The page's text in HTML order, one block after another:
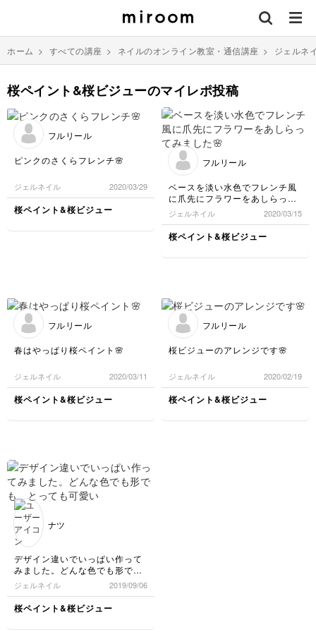
ホーム > すべての講座 > ネイルのオンライン教室・通信講座 > ジェルネ
桜ペイント&桜ビジューのマイレポ投稿
フルリール
ピンクのさくらフレンチ🌸
ジェルネイル 2020/03/29
桜ペイント&桜ビジュー
フルリール
ベースを淡い水色でフレンチ風
に爪先にフラワーをあしらって
みました🌸
ジェルネイル 2020/03/15
桜ペイント&桜ビジュー
フルリール
春はやっぱり桜ペイント🌸
ジェルネイル 2020/03/11
桜ペイント&桜ビジュー
フルリール
桜ビジューのアレンジです🌸
ジェルネイル 2020/02/19
桜ペイント&桜ビジュー
ナツ
デザイン違いでいっぱい作って
みました。どんな色でも形で
も、とっても可愛いです！
ジェルネイル 2019/09/06
桜ペイント&桜ビジュー